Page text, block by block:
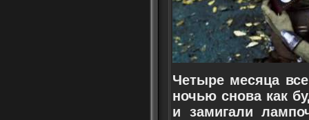
Четыре месяца
ночью снова как
и замигали